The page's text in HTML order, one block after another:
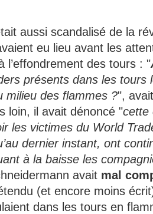
aussi scandalisé de la
eu lieu avant les
l’effondrement des tours : "
présents dans les tours
milieu des flammes ?",
loin, il avait dénoncé "cette
les victimes du World
dernier instant, ont
à la baisse les
avait mal
(et encore moins
dans les tours en